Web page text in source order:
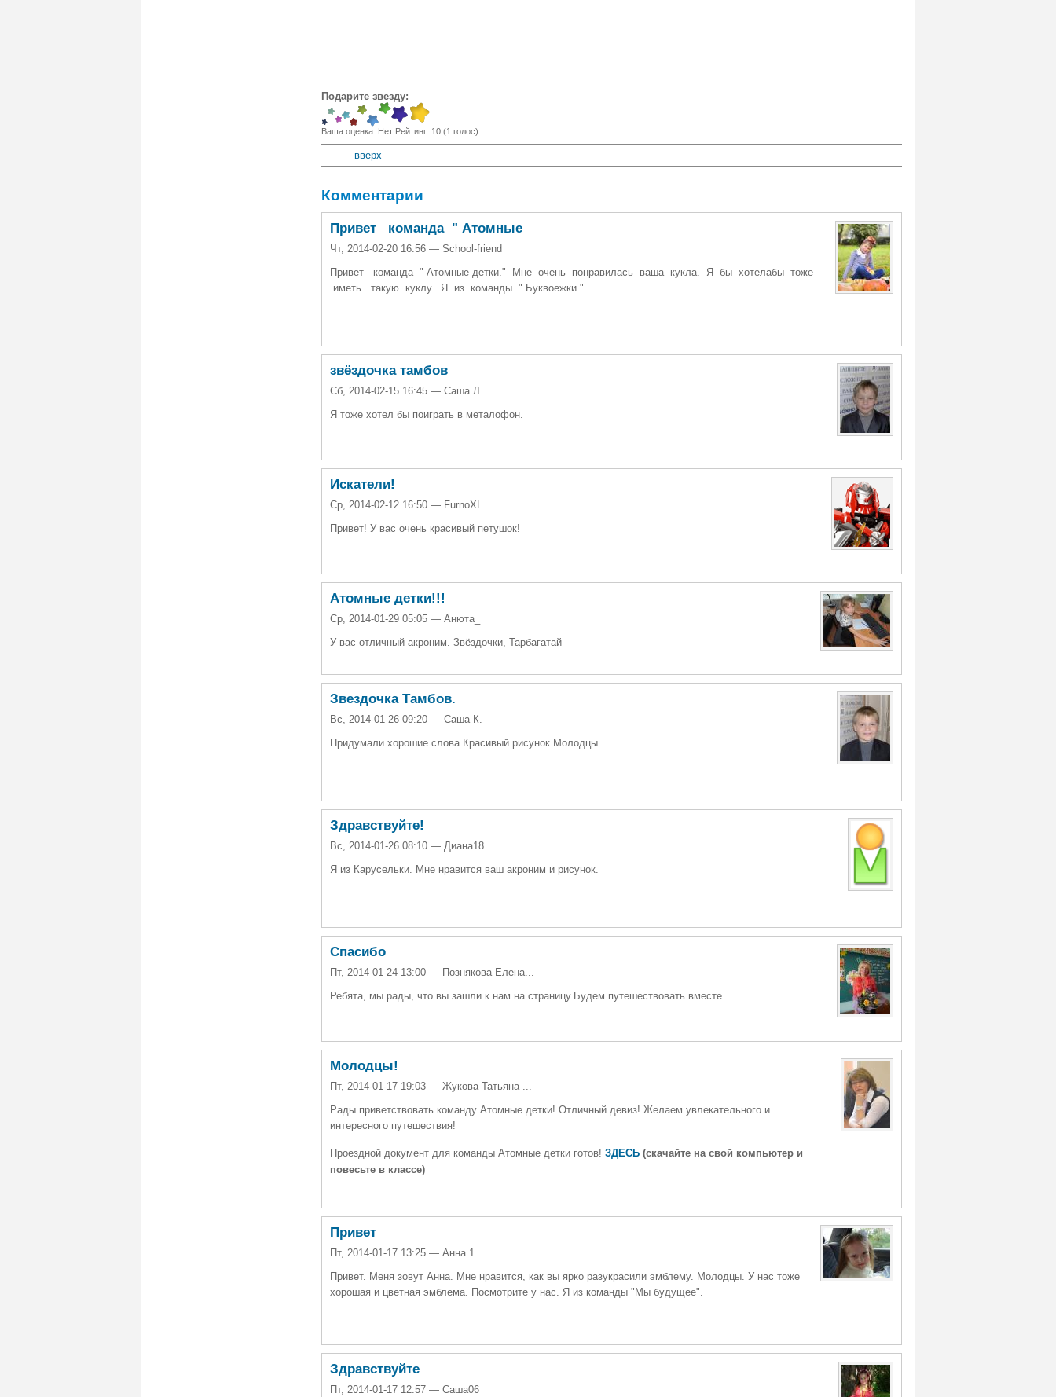
Подарите звезду:
Ваша оценка: Нет Рейтинг: 10 (1 голос)
вверх
Комментарии
Привет команда " Атомные
Чт, 2014-02-20 16:56 — School-friend
Привет команда " Атомные детки." Мне очень понравилась ваша кукла. Я бы хотелабы тоже
иметь такую куклу. Я из команды " Буквоежки."
звёздочка тамбов
Сб, 2014-02-15 16:45 — Саша Л.
Я тоже хотел бы поиграть в металофон.
Искатели!
Ср, 2014-02-12 16:50 — FurnoXL
Привет! У вас очень красивый петушок!
Атомные детки!!!
Ср, 2014-01-29 05:05 — Анюта_
У вас отличный акроним. Звёздочки, Тарбагатай
Звездочка Тамбов.
Вс, 2014-01-26 09:20 — Саша К.
Придумали хорошие слова.Красивый рисунок.Молодцы.
Здравствуйте!
Вс, 2014-01-26 08:10 — Диана18
Я из Карусельки. Мне нравится ваш акроним и рисунок.
Спасибо
Пт, 2014-01-24 13:00 — Познякова Елена...
Ребята, мы рады, что вы зашли к нам на страницу.Будем путешествовать вместе.
Молодцы!
Пт, 2014-01-17 19:03 — Жукова Татьяна ...
Рады приветствовать команду Атомные детки! Отличный девиз! Желаем увлекательного и
интересного путешествия!
Проездной документ для команды Атомные деткиготов! ЗДЕСЬ(скачайте на свой компьютер и
повесьте в классе)
Привет
Пт, 2014-01-17 13:25 — Анна 1
Привет. Меня зовут Анна. Мне нравится, как вы ярко разукрасили эмблему. Молодцы. У нас тоже
хорошая и цветная эмблема. Посмотрите у нас. Я из команды "Мы будущее".
Здравствуйте
Пт, 2014-01-17 12:57 — Саша06